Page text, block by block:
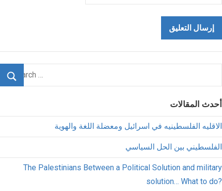
أحدث المقالات
الاقليه الفلسطينيه في اسرائيل ومعضلة اللغة والهوية
الفلسطيني بين الحل السياسي
The Palestinians Between a Political Solution and military
solution… What to do?